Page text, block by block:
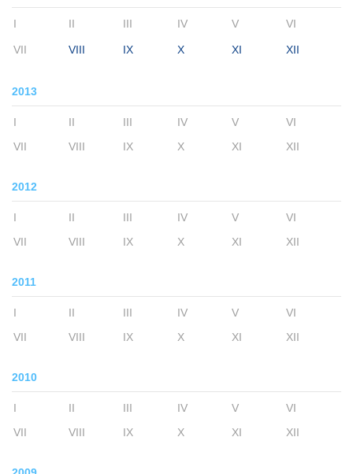
I II III IV V VI
VII VIII IX X XI XII
2013
I II III IV V
VI
VII
VIII IX X XI XII
2012
I II III IV V
VI
VII
VIII IX X XI XII
2011
I II III IV V
VI
VII
VIII IX X XI XII
2010
I II III IV V
VI
VII
VIII IX X XI XII